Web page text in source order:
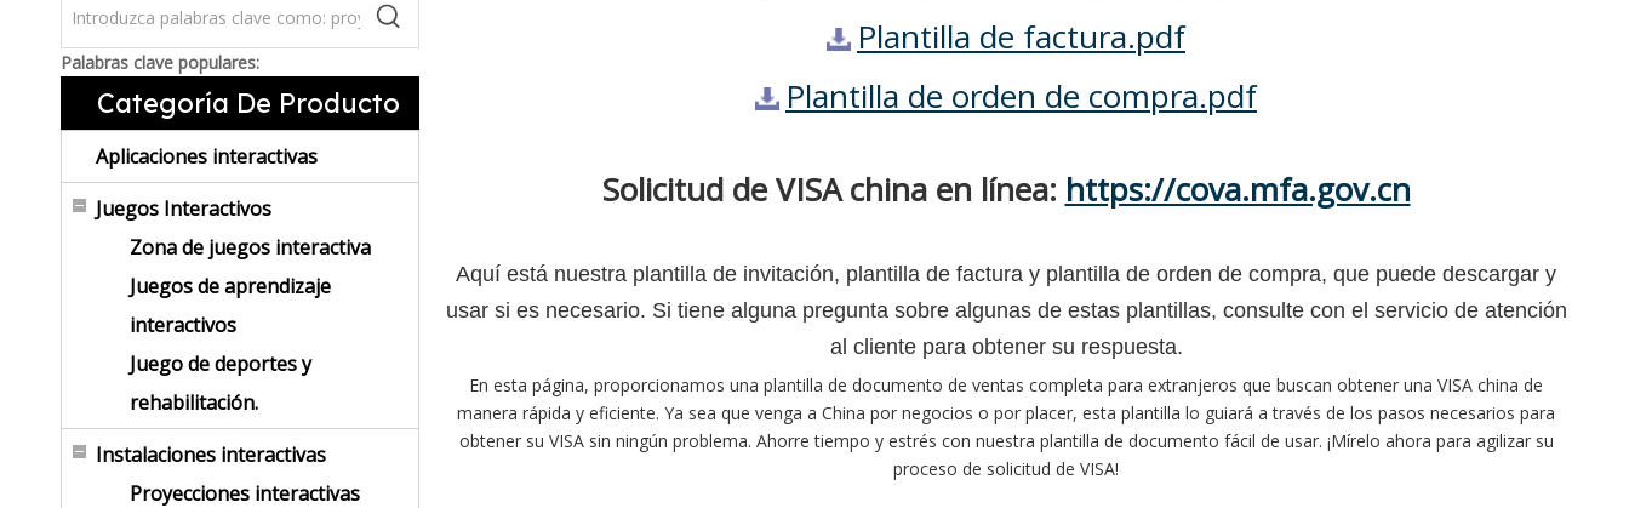
Palabras clave populares:
Categoría De Producto
Aplicaciones interactivas
Juegos Interactivos
Zona de juegos interactiva
Juegos de aprendizaje
interactivos
Juego de deportes y
rehabilitación.
Instalaciones interactivas
Proyecciones interactivas
Plantilla de factura.pdf
Plantilla de orden de compra.pdf
Solicitud de VISA china en línea: https://cova.mfa.gov.cn
Aquí está nuestra plantilla de invitación, plantilla de factura y plantilla de orden de compra, que puede descargar y
usar si es necesario. Si tiene alguna pregunta sobre algunas de estas plantillas, consulte con el servicio de atención
al cliente para obtener su respuesta.
En esta página, proporcionamos una plantilla de documento de ventas completa para extranjeros que buscan obtener una VISA china de
manera rápida y eficiente. Ya sea que venga a China por negocios o por placer, esta plantilla lo guiará a través de los pasos necesarios para
obtener su VISA sin ningún problema. Ahorre tiempo y estrés con nuestra plantilla de documento fácil de usar. ¡Mírelo ahora para agilizar su
proceso de solicitud de VISA!